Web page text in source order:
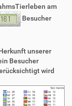
am
Besucher
unserer
Besucher
wird